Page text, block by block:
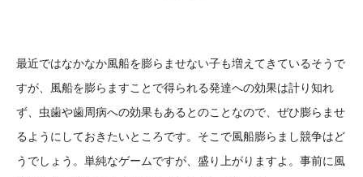
最近ではなかなか風船を膨らませない子も増えてきているそうで
すが、風船を膨らますことで得られる発達への効果は計り知れ
ず、虫歯や歯周病への効果もあるとのことなので、ぜひ膨らませ
るようにしておきたいところです。そこで風船膨らまし競争はど
うでしょう。単純なゲームですが、盛り上がりますよ。事前に風